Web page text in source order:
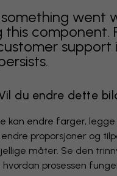
went
this component.
support
du endre dette
kan endre farger,
proporsjoner og
måter. Se den
prosessen